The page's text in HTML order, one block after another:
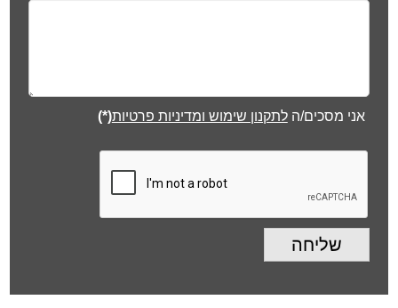
אני מסכים/הלתקנון שימוש ומדיניות פרטיות(*)
שליחה